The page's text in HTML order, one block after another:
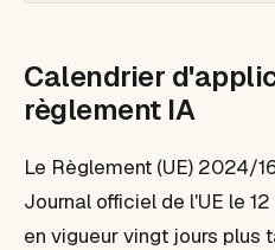
Calendrier
règlement IA
Le Règlement (UE) 2024/
Journal officiel de l'UE le
en vigueur vingt jours plus